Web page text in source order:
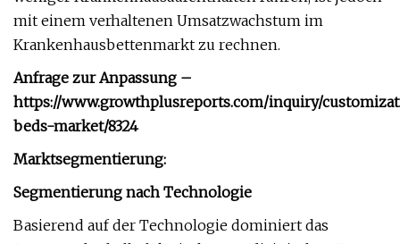
mit einem verhaltenen Umsatzwachstum im
Krankenhausbettenmarkt zu rechnen.
Anfrage zur Anpassung –
https://www.growthplusreports.com/inquiry/
beds-market/8324
Marktsegmentierung:
Segmentierung nach Technologie
Basierend auf der Technologie dominiert das